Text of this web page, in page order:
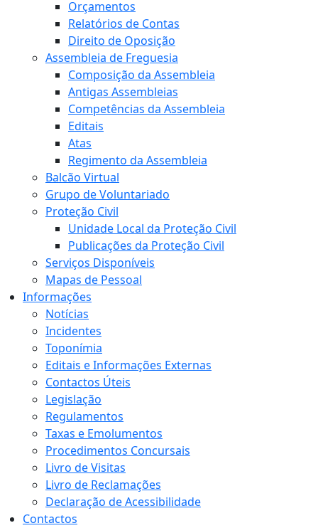
Orçamentos
Relatórios de Contas
Direito de Oposição
Assembleia de Freguesia
Composição da Assembleia
Antigas Assembleias
Competências da Assembleia
Editais
Atas
Regimento da Assembleia
Balcão Virtual
Grupo de Voluntariado
Proteção Civil
Unidade Local da Proteção Civil
Publicações da Proteção Civil
Serviços Disponíveis
Mapas de Pessoal
Informações
Notícias
Incidentes
Toponímia
Editais e Informações Externas
Contactos Úteis
Legislação
Regulamentos
Taxas e Emolumentos
Procedimentos Concursais
Livro de Visitas
Livro de Reclamações
Declaração de Acessibilidade
Contactos